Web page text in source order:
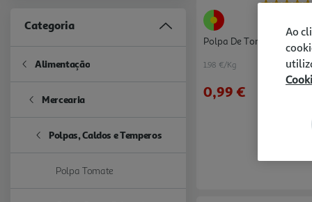
Categoria
Alimentação
Refine by Categoria: Alimentação
Mercearia
Refine by Categoria: Mercearia
Polpas, Caldos e Temperos
selected Currently Refined by Categoria: Polpas, Caldos e Temperos
Polpa Tomate
Refine by Categoria: Polpa Tomate
Polpa De Tomate Auchan
1.98 €/Kg
0,99 €
Ao